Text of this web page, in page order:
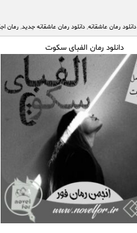
دانلود رمان عاشقانه, دانلود رمان عاشقانه جدید, رمان
دانلود رمان الفبای سکوت